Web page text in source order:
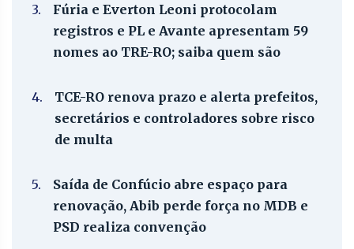
3.
Fúria e Everton Leoni protocolam
registros e PL e Avante apresentam 59
nomes ao TRE-RO; saiba quem são
4.
TCE-RO renova prazo e alerta prefeitos,
secretários e controladores sobre risco
de multa
5.
Saída de Confúcio abre espaço para
renovação, Abib perde força no MDB e
PSD realiza convenção